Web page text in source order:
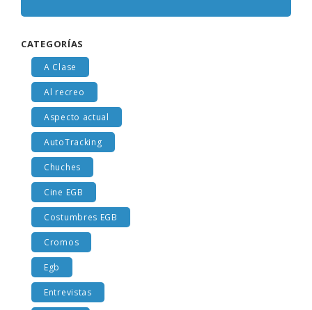
A Clase
Al recreo
Aspecto actual
AutoTracking
Chuches
Cine EGB
Costumbres EGB
Cromos
Egb
Entrevistas